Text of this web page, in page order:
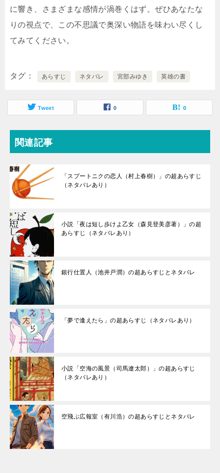
に響き、さまざまな感情が渦巻くはず。ぜひあなたな
りの視点で、この不思議で奥深い物語を味わい尽くし
てみてください。
タグ あらすじ ネタバレ 宮部みゆき 英雄の書
Tweet 0 0
関連記事
「スプートニクの恋人（村上春樹）」の超あらすじ
（ネタバレあり）
小説「夜は短し歩けよ乙女（森見登美彦著）」の超
あらすじ（ネタバレあり）
銀行仕置人（池井戸潤）の超あらすじとネタバレ
「夢で逢えたら」の超あらすじ（ネタバレあり）
小説「空海の風景（司馬遼太郎）」の超あらすじ
（ネタバレあり）
空飛ぶ広報室（有川浩）の超あらすじとネタバレ